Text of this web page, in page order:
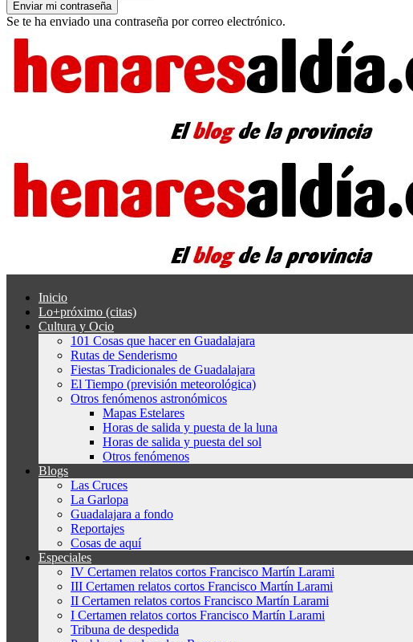
Se te ha enviado una contraseña por correo electrónico.
Inicio
Lo+próximo (citas)
Cultura y Ocio
101 Cosas que hacer en Guadalajara
Rutas de Senderismo
Fiestas Tradicionales de Guadalajara
El Tiempo (previsión meteorológica)
Otros fenómenos astronómicos
Mapas Estelares
Horas de salida y puesta de la luna
Horas de salida y puesta del sol
Otros fenómenos
Blogs
Las Cruces
La Garlopa
Guadalajara a fondo
Reportajes
Cosas de aquí
Especiales
IV Certamen relatos cortos Francisco Martín Larami
III Certamen relatos cortos Francisco Martín Larami
II Certamen relatos cortos Francisco Martín Larami
I Certamen relatos cortos Francisco Martín Larami
Tribuna de despedida